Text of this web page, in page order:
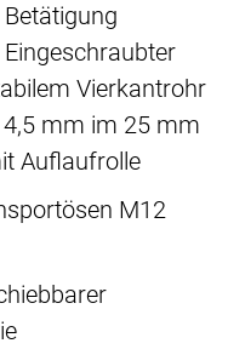
Vierkantrohr
mm im 25 mm
Auflaufrolle
M12